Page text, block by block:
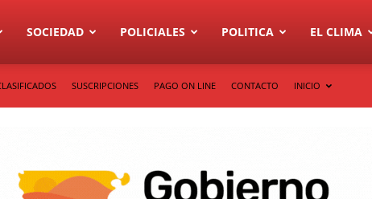
SOCIEDAD POLICIALES POLITICA EL CLIMA
SUSCRIPCIONES PAGO ON LINE CONTACTO INICIO